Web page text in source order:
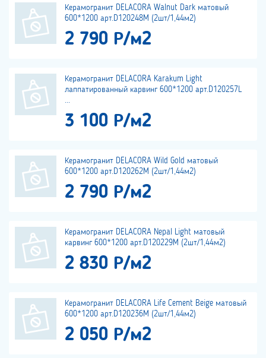
Керамогранит DELACORA Walnut Dark матовый
600*1200 арт.D120248M (2шт/1,44м2)
2 790 Р/м2
Керамогранит DELACORA Karakum Light
лаппатированный карвинг 600*1200 арт.D120257L
...
3 100 Р/м2
Керамогранит DELACORA Wild Gold матовый
600*1200 арт.D120262M (2шт/1,44м2)
2 790 Р/м2
Керамогранит DELACORA Nepal Light матовый
карвинг 600*1200 арт.D120229M (2шт/1,44м2)
2 830 Р/м2
Керамогранит DELACORA Life Cement Beige матовый
600*1200 арт.D120236M (2шт/1,44м2)
2 050 Р/м2